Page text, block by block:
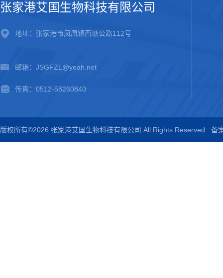
张家港艾国生物科技有限公司
地址：张家港市凤凰镇西塘公路112号
邮箱：JSGFZL@yeah.net
传真：0512-58260840
版权所有©2026 张家港艾国生物科技有限公司 All Rights Reserved 备